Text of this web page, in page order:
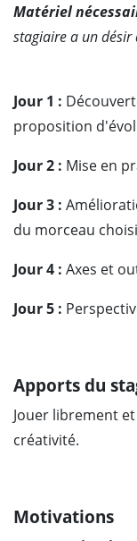
Matériel
stagiaire a un désir
Jour 1 :
proposition
Jour 2 : Mise en
Jour 3 :
du morceau
Jour 4 : Axes et
Jour 5 :
Apports du
Jouer librement
créativité.
Motivations